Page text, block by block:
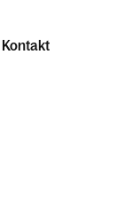
Kontakt